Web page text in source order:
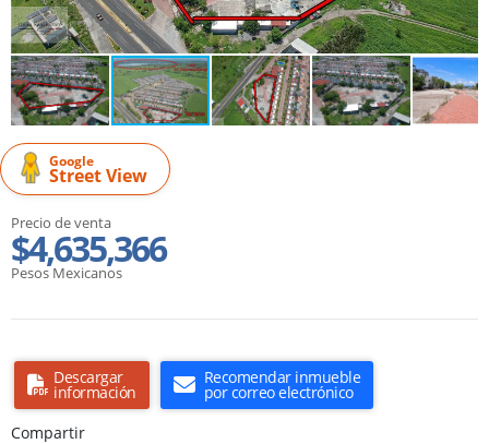
Google
Street View
Precio de venta
$4,635,366
Pesos Mexicanos
Descargar
información
Recomendar inmueble
por correo electrónico
Compartir